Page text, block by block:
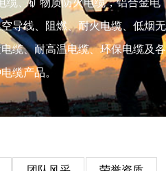
导线、阻燃、耐火电缆、低烟无
缆、耐高温电缆、环保电缆及各
缆产品。